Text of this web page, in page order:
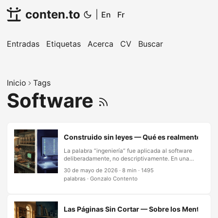
conten.to En Fr
Entradas Etiquetas Acerca CV Buscar
Inicio Tags
Software
Construido sin leyes — Qué es realmente la
La palabra “ingeniería” fue aplicada al software
deliberadamente, no descriptivamente. En una
conferencia de la OTAN de 1968 en Garmisch,
Alemania, informáticos eligieron la frase
“ingeniería de software” como una provocación
impone en el trabajo civil y mecánico. La palabra
no era un reconocimiento; era un desafío.
30 de mayo de 2026 · 8 min · 1495
palabras · Gonzalo Contento
Las Páginas Sin Cortar — Sobre los Mentores